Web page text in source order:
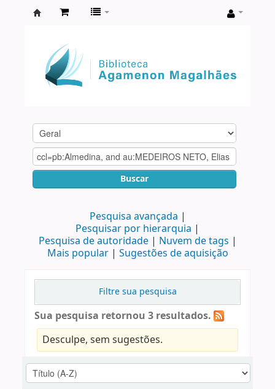
Agamenon
Magalhães
Buscar
Pesquisa avançada
Pesquisar por hierarquia
Pesquisa de autoridade
Nuvem de tags
Mais popular
Sugestões de aquisição
Filtre sua pesquisa
Sua pesquisa retornou 3 resultados.
Desculpe, sem sugestões.